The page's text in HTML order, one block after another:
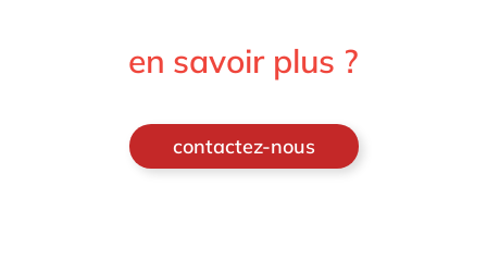
en savoir plus ?
contactez-nous